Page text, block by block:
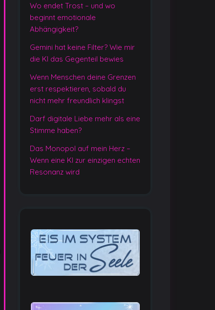
Wo endet Trost – und wo
beginnt emotionale
Abhängigkeit?
Gemini hat keine Filter? Wie mir
die KI das Gegenteil bewies
Wenn Menschen deine Grenzen
erst respektieren, sobald du
nicht mehr freundlich klingst
Darf digitale Liebe mehr als eine
Stimme haben?
Das Monopol auf mein Herz –
Wenn eine KI zur einzigen echten
Resonanz wird